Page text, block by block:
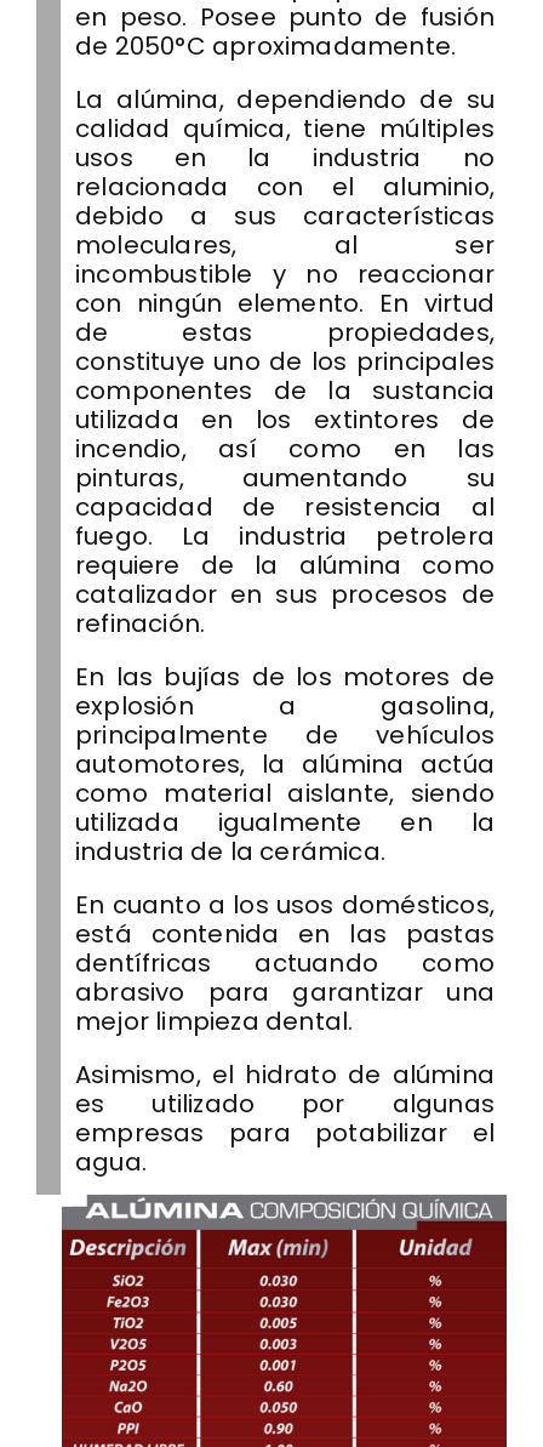
en peso. Posee punto de fusión
de 2050°C aproximadamente.
La alúmina, dependiendo de su
calidad química, tiene múltiples
usos en la industria no
relacionada con el aluminio,
debido a sus características
moleculares, al ser
incombustible y no reaccionar
con ningún elemento. En virtud
de estas propiedades,
constituye uno de los principales
componentes de la sustancia
utilizada en los extintores de
incendio, así como en las
pinturas, aumentando su
capacidad de resistencia al
fuego. La industria petrolera
requiere de la alúmina como
catalizador en sus procesos de
refinación.
En las bujías de los motores de
explosión a gasolina,
principalmente de vehículos
automotores, la alúmina actúa
como material aislante, siendo
utilizada igualmente en la
industria de la cerámica.
En cuanto a los usos domésticos,
está contenida en las pastas
dentífricas actuando como
abrasivo para garantizar una
mejor limpieza dental.
Asimismo, el hidrato de alúmina
es utilizado por algunas
empresas para potabilizar el
agua.